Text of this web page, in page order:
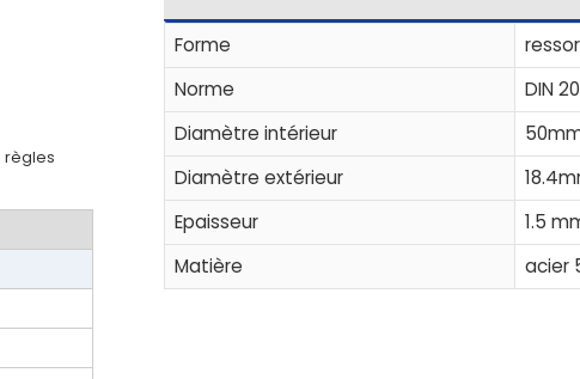
règles
Forme
Norme
DIN
Diamètre intérieur
Diamètre extérieur
Epaisseur
1.5
Matière
acier